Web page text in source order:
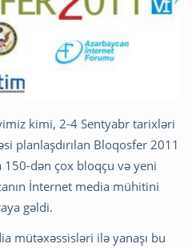
kimi, 2-4 Sentyabr tarixləri
planlaşdırılan Bloqosfer 2011
dən çox bloqçu və yeni
İnternet media mühitini
gəldi.
mütəxəssisləri ilə yanaşı bu